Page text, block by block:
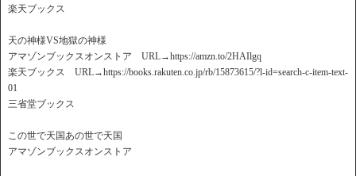
楽天ブックス
天の神様VS地獄の神様
アマゾンブックスオンストア URL→https://amzn.to/2HAIlgq
楽天ブックス URL→https://books.rakuten.co.jp/rb/15873615/?l-id=search-c-item-text-
01
三省堂ブックス
この世で天国あの世で天国
アマゾンブックスオンストア